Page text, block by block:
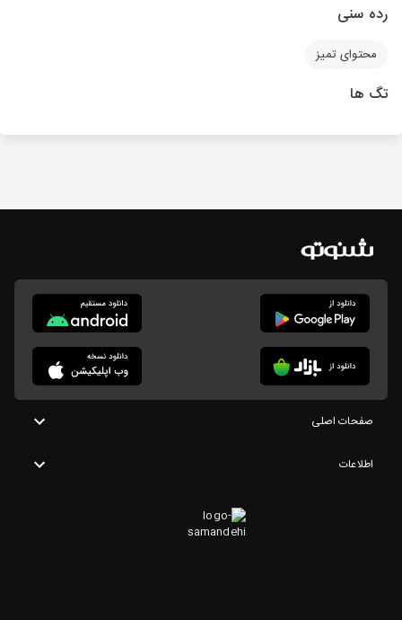
رده سنی
محتوای تمیز
تگ ها
صفحات اصلی
اطلاعات